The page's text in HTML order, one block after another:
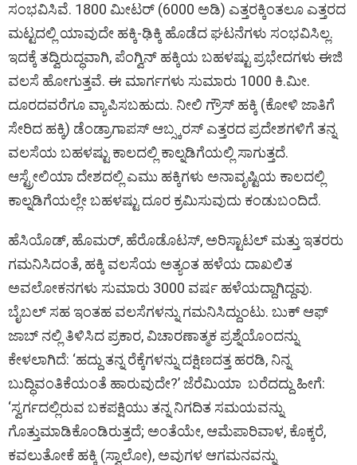
ಸಂಭವಿಸಿವೆ. 1800 ಮೀಟರ್‌ (6000 ಅಡಿ) ಎತ್ತರಕ್ಕಿಂತಲೂ ಎತ್ತರದ
ಮಟ್ಟದಲ್ಲಿ ಯಾವುದೇ ಹಕ್ಕಿ-ಢಿಕ್ಕಿ ಹೊಡೆದ ಘಟನೆಗಳು ಸಂಭವಿಸಿಲ್ಲ.
ಇದಕ್ಕೆ ತದ್ವಿರುದ್ಧವಾಗಿ, ಪೆಂಗ್ವಿನ್‌ ಹಕ್ಕಿಯ ಬಹಳಷ್ಟು ಪ್ರಭೇದಗಳು ಈಜಿ
ವಲಸೆ ಹೋಗುತ್ತವೆ. ಈ ಮಾರ್ಗಗಳು ಸುಮಾರು 1000 ಕಿ.ಮೀ.
ದೂರದವರೆಗೂ ವ್ಯಾಪಿಸಬಹುದು. ನೀಲಿ ಗ್ರೌಸ್‌ ಹಕ್ಕಿ (ಕೋಳಿ ಜಾತಿಗೆ
ಸೇರಿದ ಹಕ್ಕಿ) ಡೆಂಡ್ರಾಗಾಪಸ್‌ ಆಬ್ಸ್ಕರಸ್‌ ಎತ್ತರದ ಪ್ರದೇಶಗಳಿಗೆ ತನ್ನ
ವಲಸೆಯ ಬಹಳಷ್ಟು ಕಾಲದಲ್ಲಿ ಕಾಲ್ನಡಿಗೆಯಲ್ಲಿ ಸಾಗುತ್ತದೆ.
ಆಸ್ಟ್ರೇಲಿಯಾ ದೇಶದಲ್ಲಿ ಎಮು ಹಕ್ಕಿಗಳು ಅನಾವೃಷ್ಟಿಯ ಕಾಲದಲ್ಲಿ
ಕಾಲ್ನಡಿಗೆಯಲ್ಲೇ ಬಹಳಷ್ಟು ದೂರ ಕ್ರಮಿಸುವುದು ಕಂಡುಬಂದಿದೆ.
ಹೆಸಿಯೊಡ್‌, ಹೊಮರ್‌, ಹೆರೊಡೊಟಸ್‌, ಅರಿಸ್ಟಾಟಲ್‌ ಮತ್ತು ಇತರರು
ಗಮನಿಸಿದಂತೆ, ಹಕ್ಕಿ ವಲಸೆಯ ಅತ್ಯಂತ ಹಳೆಯ ದಾಖಲಿತ
ಅವಲೋಕನಗಳು ಸುಮಾರು 3000 ವರ್ಷ ಹಳೆಯದ್ದಾಗಿದ್ದವು.
ಬೈಬಲ್‌ ಸಹ ಇಂತಹ ವಲಸೆಗಳನ್ನು ಗಮನಿಸಿದ್ದುಂಟು. ಬುಕ್‌ ಆಫ್‌
ಜಾಬ್‌ ನಲ್ಲಿ ತಿಳಿಸಿದ ಪ್ರಕಾರ, ವಿಚಾರಣಾತ್ಮಕ ಪ್ರಶ್ನೆಯೊಂದನ್ನು
ಕೇಳಲಾಗಿದೆ: ‘ಹದ್ದು ತನ್ನ ರೆಕ್ಕೆಗಳನ್ನು ದಕ್ಷಿಣದತ್ತ ಹರಡಿ, ನಿನ್ನ
ಬುದ್ಧಿವಂತಿಕೆಯಂತೆ ಹಾರುವುದೇ?’ ಜೆರೆಮಿಯಾ ಬರೆದದ್ದು ಹೀಗೆ:
‘ಸ್ವರ್ಗದಲ್ಲಿರುವ ಬಕಪಕ್ಷಿಯು ತನ್ನ ನಿಗದಿತ ಸಮಯವನ್ನು
ಗೊತ್ತುಮಾಡಿಕೊಂಡಿರುತ್ತದೆ; ಅಂತೆಯೇ, ಆಮೆಪಾರಿವಾಳ, ಕೊಕ್ಕರೆ,
ಕವಲುತೋಕೆ ಹಕ್ಕಿ (ಸ್ವಾಲೋ), ಅವುಗಳ ಆಗಮನವನ್ನು